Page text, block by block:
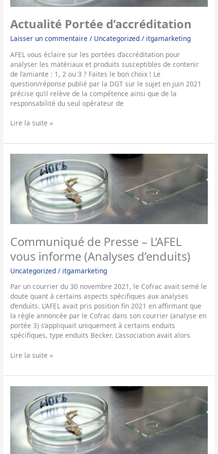
Actualité Portée d’accréditation
Laisser un commentaire / Uncategorized / itgamarketing
AFEL vous éclaire sur les portées d’accréditation pour
analyser les matériaux et produits susceptibles de contenir
de l’amiante : 1, 2 ou 3 ? Faites le bon choix ! Le
question/réponse publié par la DGT sur le sujet en juin 2021
précise qu’il relève de la compétence ainsi que de la
responsabilité du seul opérateur de
Lire la suite »
Communiqué de Presse – L’AFEL
vous informe (Analyses d’enduits)
Uncategorized / itgamarketing
Par un courrier du 30 novembre 2021, le Cofrac avait semé le
doute quant à certains aspects spécifiques aux analyses
d’enduits. L’AFEL avait pris position fin 2021 en affirmant que
la règle annoncée par le Cofrac dans son courrier (analyse en
portée 3) s’appliquait uniquement à certains enduits
spécifiques, type enduits Becker. L’association avait alors
Presse
–
L’AFEL
informe
(Analyses
d’enduits)
Lire la suite »
Presse
–
Découvrez
l’association
AFEL